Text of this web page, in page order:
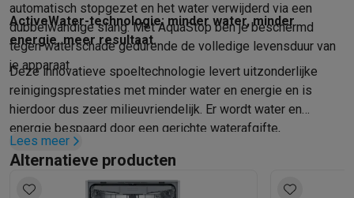
automatisch stopgezet en het water verwijderd via een
dubbelwandige slang. Met AquaStop ben je beschermd
tegen waterschade gedurende de volledige levensduur van
je apparaat.
ActiveWater-technologie: minder water, minder
energie, meer resultaat.
Deze innovatieve spoeltechnologie levert uitzonderlijke
reinigingsprestaties met minder water en energie en is
hierdoor dus zeer milieuvriendelijk. Er wordt water en
energie bespaard door een gerichte waterafgifte,
geoptimaliseerde filtertechnologie, snellere verwarming en
hogere pompprestaties voor een betere watercirculatie.
Lees meer
Alternatieve producten